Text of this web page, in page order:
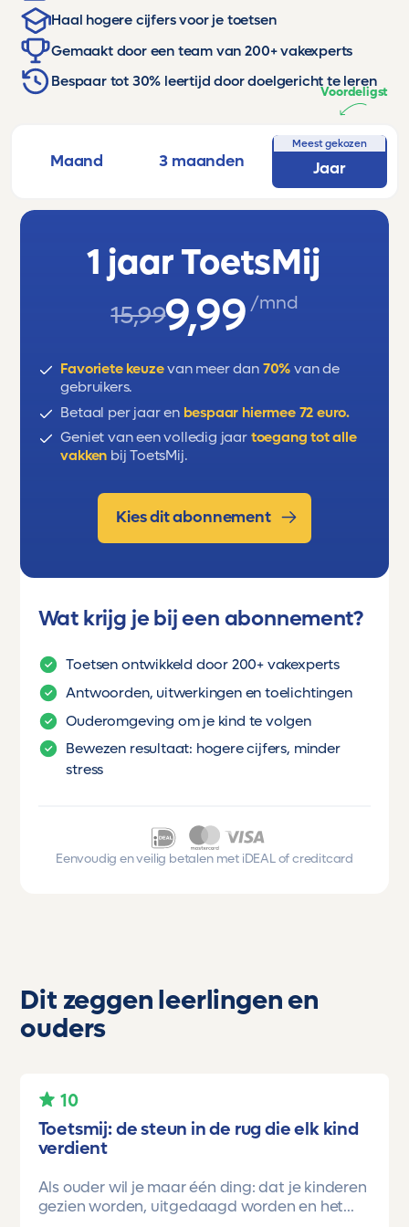
Haal hogere cijfers voor je toetsen
Gemaakt door een team van 200+ vakexperts
Bespaar tot 30% leertijd door doelgericht te leren
Maand 3 maanden
Meest gekozen
Jaar
Voordeligst
1 jaar ToetsMij
15,999,99 /mnd
Favoriete keuzevan meer dan 70% van de
gebruikers.
Betaal per jaar en bespaar hiermee 72 euro.
Geniet van een volledig jaar toegang tot alle
vakken bij ToetsMij.
Kies dit abonnement
Wat krijg je bij een abonnement?
Toetsen ontwikkeld door 200+ vakexperts
Antwoorden, uitwerkingen en toelichtingen
Ouderomgeving om je kind te volgen
Bewezen resultaat: hogere cijfers, minder
stress
Eenvoudig en veilig betalen met iDEAL of creditcard
Dit zeggen leerlingen en
ouders
10
Toetsmij: de steun in de rug die elk kind
verdient
Als ouder wil je maar één ding: dat je kinderen
gezien worden, uitgedaagd worden en het